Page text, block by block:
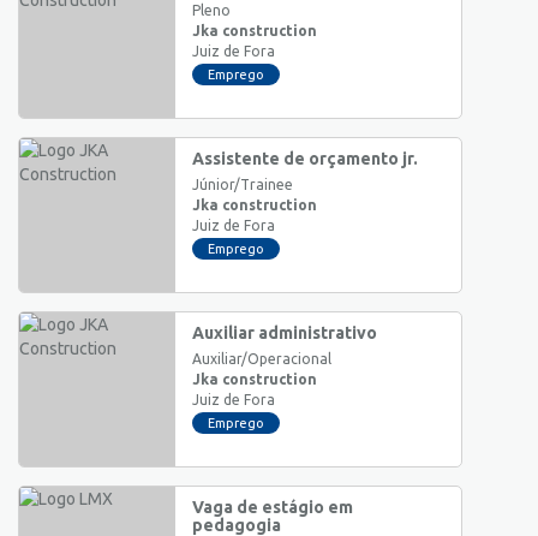
Pleno
Jka construction
Juiz de Fora
Emprego
Assistente de orçamento jr.
Júnior/Trainee
Jka construction
Juiz de Fora
Emprego
Auxiliar administrativo
Auxiliar/Operacional
Jka construction
Juiz de Fora
Emprego
Vaga de estágio em
pedagogia